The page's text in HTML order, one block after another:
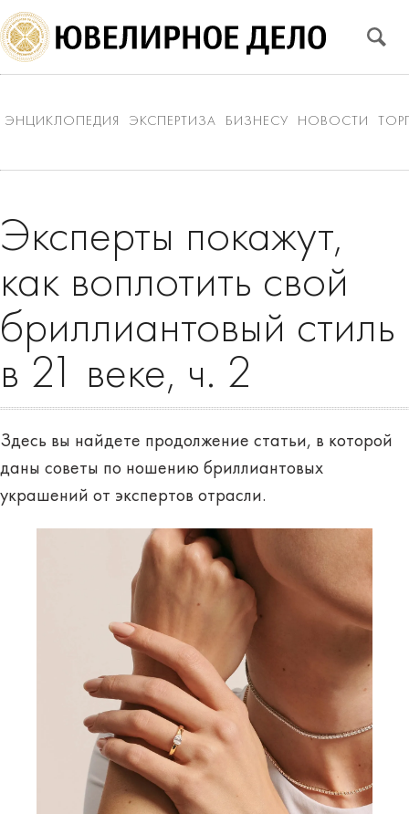
ЭНЦИКЛОПЕДИЯ ЭКСПЕРТИЗА БИЗНЕСУ НОВОСТИ
Эксперты покажут,
как воплотить свой
бриллиантовый стиль
в 21 веке, ч. 2
Здесь вы найдете продолжение статьи, в которой
даны советы по ношению бриллиантовых
украшений от экспертов отрасли.